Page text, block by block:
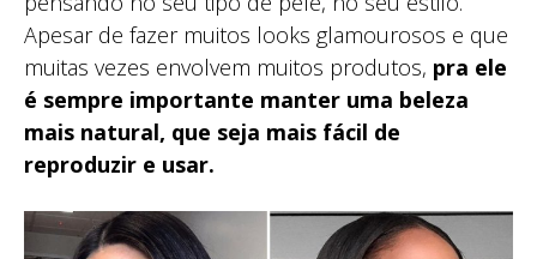
Apesar de fazer muitos looks glamourosos e que
muitas vezes envolvem muitos produtos, pra ele
é sempre importante manter uma beleza
mais natural, que seja mais fácil de
reproduzir e usar.